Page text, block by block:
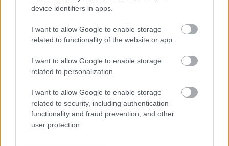
device identifiers in apps.
I want to allow Google to enable storage
related to functionality of the website or app.
I want to allow Google to enable storage
related to personalization.
I want to allow Google to enable storage
related to security, including authentication
functionality and fraud prevention, and other
user protection.
Címkék:vkf friss tojásos tészta géppel formázott
színes/
ízes tészta